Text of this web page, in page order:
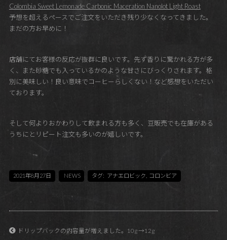
Colombia Sweet Lemonade Carbonic Maceration Nanolot Light Roast
予想を超えるペースでご注文をいただき残り少なくなってきました。
まだの方お早めに！
店舗にてお客様の反応が抜群に良いです。先ず香りに驚かれる方が多
く、また砂糖でも入っているかのような甘さにびっくりされます。格
別に美味しい！良い意味でコーヒーらしくない！など感想をいただい
ております。
そして何よりおかわりして飲まれる方も多く、豆販売でも在庫がある
うちにとリピート注文も多いのが嬉しいです。
2021年8月27日 NEWS タグ: アナエロビック コロンビア
ドリップバックの内容量が増えました。10g →12g